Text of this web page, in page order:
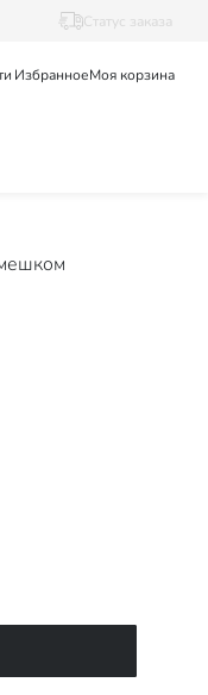
Статус заказа
ИзбранноеМоя корзина